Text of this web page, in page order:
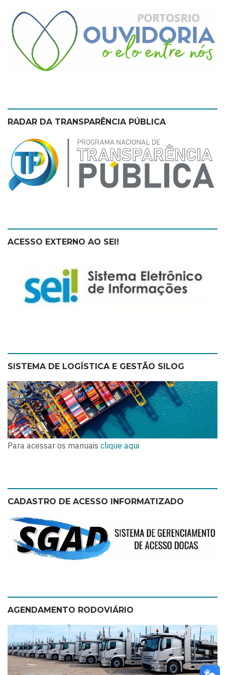
theme
RADAR DA TRANSPARÊNCIA PÚBLICA
ACESSO EXTERNO AO SEI!
SISTEMA DE LOGÍSTICA E GESTÃO SILOG
Para acessar os manuais clique aqui
CADASTRO DE ACESSO INFORMATIZADO
AGENDAMENTO RODOVIÁRIO